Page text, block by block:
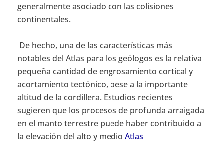
generalmente asociado con las colisiones
continentales.
De hecho, una de las características más
notables del Atlas para los geólogos es la relativa
pequeña cantidad de engrosamiento cortical y
acortamiento tectónico, pese a la importante
altitud de la cordillera. Estudios recientes
sugieren que los procesos de profunda arraigada
en el manto terrestre puede haber contribuido a
la elevación del alto y medio Atlas